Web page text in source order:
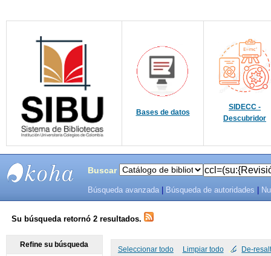
Bases de datos
SIDECC -
Descubridor
SISTEMAS
DE
Buscar
Búsqueda avanzada Búsqueda de autoridades
Su búsqueda retornó 2 resultados.
Seleccionar todo Limpiar todo De-
Refine su búsqueda